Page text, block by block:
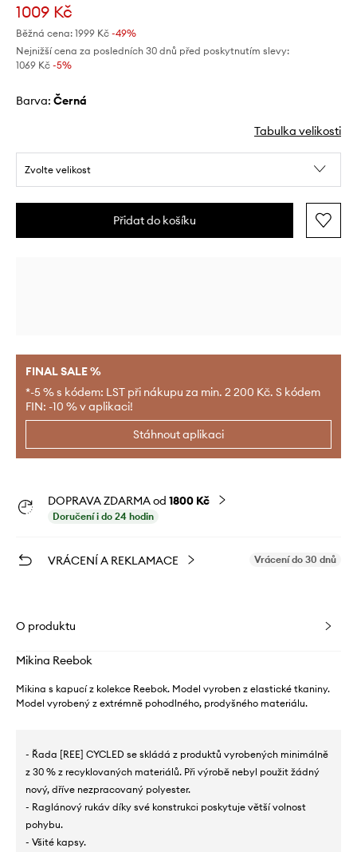
1009 Kč
Běžná cena: 1999 Kč -49%
Nejnižší cena za posledních 30 dnů před poskytnutím slevy:
1069 Kč -5%
Barva: černá
Tabulka velikosti
Zvolte velikost
Přidat do košíku
FINAL SALE %
*-5 % s kódem: LST při nákupu za min. 2 200 Kč. S kódem
FIN: -10 % v aplikaci!
Stáhnout aplikaci
DOPRAVA ZDARMA od 1800 Kč
Doručení i do 24 hodin
VRÁCENÍ A REKLAMACE Vrácení do 30 dnů
O produktu
Mikina Reebok
Mikina s kapucí z kolekce Reebok. Model vyroben z elastické tkaniny.
Model vyrobený z extrémně pohodlného, ​​prodyšného materiálu.
- Řada [REE] CYCLED se skládá z produktů vyrobených minimálně
z 30 % z recyklovaných materiálů. Při výrobě nebyl použit žádný
nový, dříve nezpracovaný polyester.
- Raglánový rukáv díky své konstrukci poskytuje větší volnost
pohybu.
- Všité kapsy.